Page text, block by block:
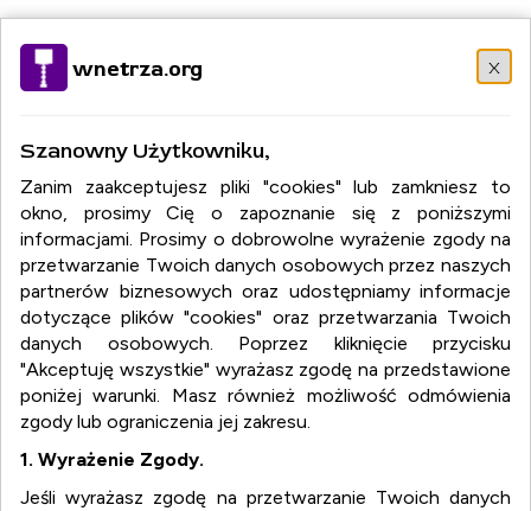
wnetrza.org x
Szanowny Użytkowniku,
Zanim zaakceptujesz pliki "cookies" lub zamkniesz to
okno, prosimy Cię o zapoznanie się z poniższymi
informacjami. Prosimy o dobrowolne wyrażenie zgody na
przetwarzanie Twoich danych osobowych przez naszych
partnerów biznesowych oraz udostępniamy informacje
dotyczące plików "cookies" oraz przetwarzania Twoich
danych osobowych. Poprzez kliknięcie przycisku
"Akceptuję wszystkie" wyrażasz zgodę na przedstawione
poniżej warunki. Masz również możliwość odmówienia
zgody lub ograniczenia jej zakresu.
1. Wyrażenie Zgody.
Jeśli wyrażasz zgodę na przetwarzanie Twoich danych
PT
RO